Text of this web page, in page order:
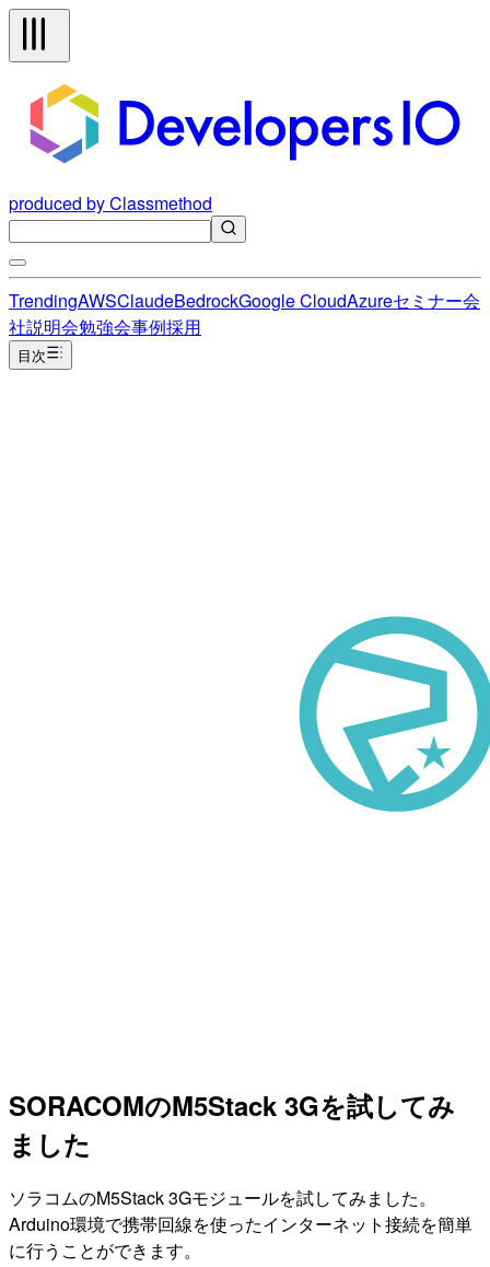
produced by Classmethod
TrendingAWSClaudeBedrockGoogle CloudAzureセミナー会
社説明会勉強会事例採用
目次
SORACOMのM5Stack 3Gを試してみ
ました
ソラコムのM5Stack 3Gモジュールを試してみました。
Arduino環境で携帯回線を使ったインターネット接続を簡単
に行うことができます。